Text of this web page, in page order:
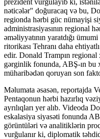
prezident vurğulayıb ki,
nəticələr" doğuracaq və bu,
regionda hərbi güc nümayişi
administrasiyasının regional
əməliyyatının yaratdığı
ritorikası Tehranı daha
edir. Donald Trampın regional
gərginlik fonunda, ABŞ-ın bu
müharibədən qoruyan son
Məlumata əsasən, reportajda
Pentaqonun hərbi hazırlıq
ayrılıqları yer alıb. Videoda
eskalasiya siyasəti fonunda
görüntüləri və analitiklərin
vurğulanır ki, diplomatik